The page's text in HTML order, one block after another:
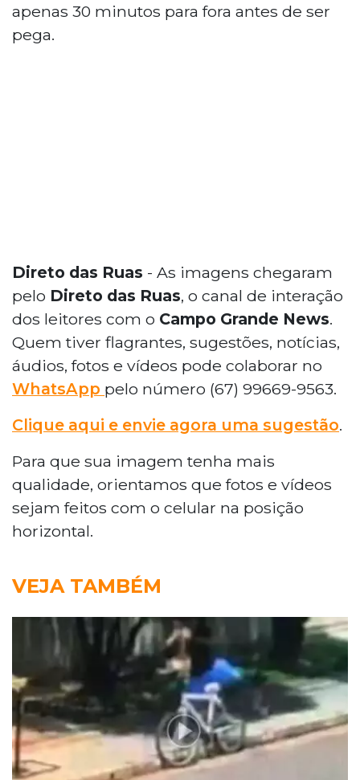
apenas 30 minutos para fora antes de ser
pega.
Direto das Ruas - As imagens chegaram
pelo Direto das Ruas, o canal de interação
dos leitores com o Campo Grande News.
Quem tiver flagrantes, sugestões, notícias,
áudios, fotos e vídeos pode colaborar no
WhatsApp pelo número (67) 99669-9563.
Clique aqui e envie agora uma sugestão.
Para que sua imagem tenha mais
qualidade, orientamos que fotos e vídeos
sejam feitos com o celular na posição
horizontal.
VEJA TAMBÉM